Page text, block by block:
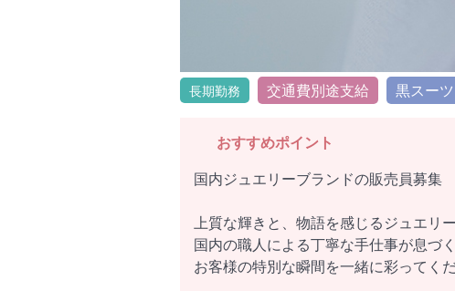
長期勤務 交通費別途支給 黒スーツ
おすすめポイント
国内ジュエリーブランドの販売員募集
上質な輝きと、物語を感じるジュエリ
国内の職人による丁寧な手仕事が息づく
お客様の特別な瞬間を一緒に彩ってく